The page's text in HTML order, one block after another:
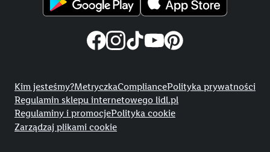
Kim jesteśmy?MetryczkaCompliancePolityka prywatności
Regulamin sklepu internetowego lidl.pl
Regulaminy i promocjePolityka cookie
Zarządzaj plikami cookie